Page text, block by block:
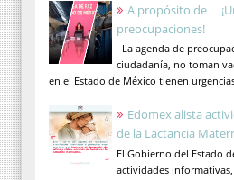
A propósito de…
preocupaciones!
La agenda de
ciudadanía, no toman
en el Estado de México tienen
Edomex alista
de la Lactancia
El Gobierno del Estado
actividades